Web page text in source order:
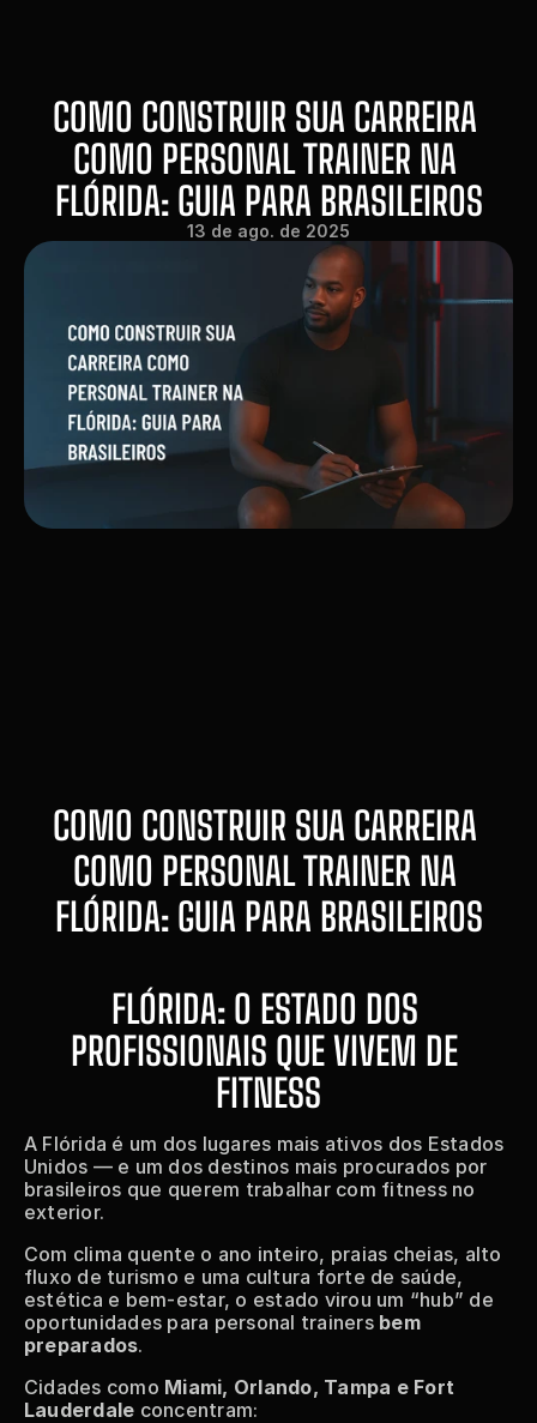
COMO CONSTRUIR SUA CARREIRA
COMO PERSONAL TRAINER NA
FLÓRIDA: GUIA PARA BRASILEIROS
13 de ago. de 2025
COMO CONSTRUIR SUA CARREIRA
COMO PERSONAL TRAINER NA
FLÓRIDA: GUIA PARA BRASILEIROS
FLÓRIDA: O ESTADO DOS
PROFISSIONAIS QUE VIVEM DE
FITNESS
A Flórida é um dos lugares mais ativos dos Estados
Unidos — e um dos destinos mais procurados por
brasileiros que querem trabalhar com fitness no
exterior.
Com clima quente o ano inteiro, praias cheias, alto
fluxo de turismo e uma cultura forte de saúde,
estética e bem-estar, o estado virou um “hub” de
oportunidades para personal trainers bem
preparados.
Cidades como Miami, Orlando, Tampa e Fort
Lauderdale concentram: